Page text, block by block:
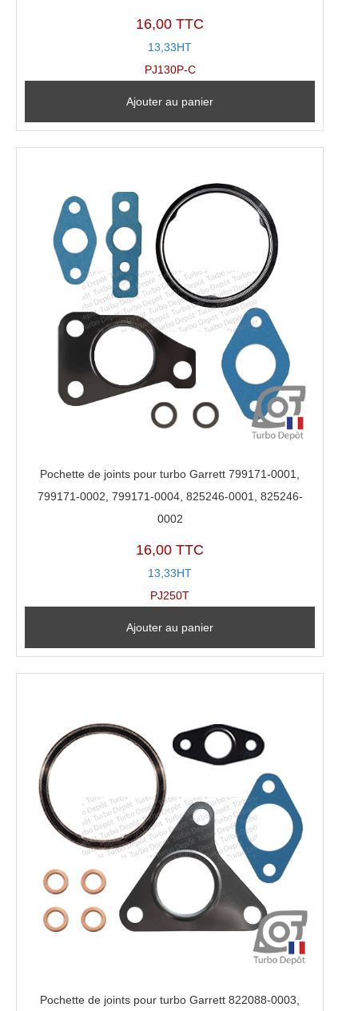
16,00 TTC
13,33HT
PJ130P-C
Ajouter au panier
Pochette de joints pour turbo Garrett 799171-0001,
799171-0002, 799171-0004, 825246-0001, 825246-
0002
16,00 TTC
13,33HT
PJ250T
Ajouter au panier
Pochette de joints pour turbo Garrett 822088-0003,